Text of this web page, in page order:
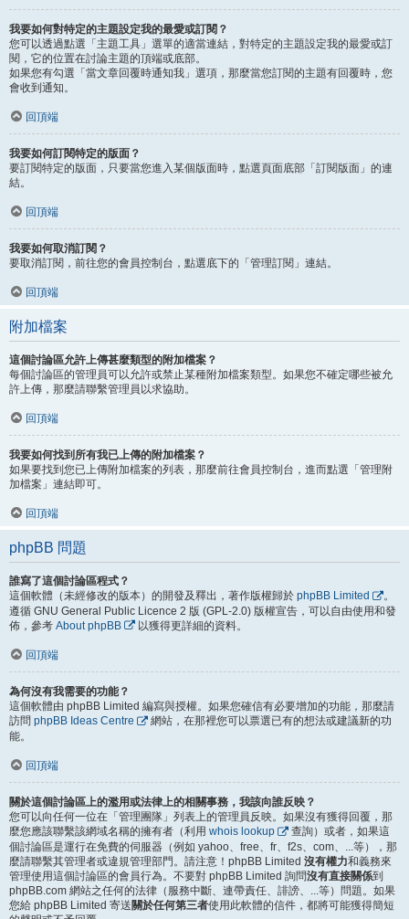
我要如何對特定的主題設定我的最愛或訂閱？
您可以透過點選「主題工具」選單的適當連結，對特定的主題設定我的最愛或訂
閱，它的位置在討論主題的頂端或底部。
如果您有勾選「當文章回覆時通知我」選項，那麼當您訂閱的主題有回覆時，您
會收到通知。
回頂端
我要如何訂閱特定的版面？
要訂閱特定的版面，只要當您進入某個版面時，點選頁面底部「訂閱版面」的連
結。
回頂端
我要如何取消訂閱？
要取消訂閱，前往您的會員控制台，點選底下的「管理訂閱」連結。
回頂端
附加檔案
這個討論區允許上傳甚麼類型的附加檔案？
每個討論區的管理員可以允許或禁止某種附加檔案類型。如果您不確定哪些被允
許上傳，那麼請聯繫管理員以求協助。
回頂端
我要如何找到所有我已上傳的附加檔案？
如果要找到您已上傳附加檔案的列表，那麼前往會員控制台，進而點選「管理附
加檔案」連結即可。
回頂端
phpBB 問題
誰寫了這個討論區程式？
這個軟體（未經修改的版本）的開發及釋出，著作版權歸於 phpBB Limited
。
遵循 GNU General Public Licence 2 版 (GPL-2.0) 版權宣告，可以自由使用和發
佈，參考 About phpBB 以獲得更詳細的資料。
回頂端
為何沒有我需要的功能？
這個軟體由 phpBB Limited 編寫與授權。如果您確信有必要增加的功能，那麼請
訪問 phpBB Ideas Centre
網站，在那裡您可以票選已有的想法或建議新的功
能。
回頂端
關於這個討論區上的濫用或法律上的相關事務，我該向誰反映？
您可以向任何一位在「管理團隊」列表上的管理員反映。如果沒有獲得回覆，那
麼您應該聯繫該網域名稱的擁有者（利用 whois lookup
查詢）或者，如果這
個討論區是運行在免費的伺服器（例如 yahoo、free、fr、f2s、com、...等），那
麼請聯繫其管理者或違規管理部門。請注意！phpBB Limited 沒有權力和義務來
管理使用這個討論區的會員行為。不要對 phpBB Limited 詢問沒有直接關係到
phpBB.com 網站之任何的法律（服務中斷、連帶責任、誹謗、...等）問題。如果
您給 phpBB Limited 寄送關於任何第三者使用此軟體的信件，都將可能獲得簡短